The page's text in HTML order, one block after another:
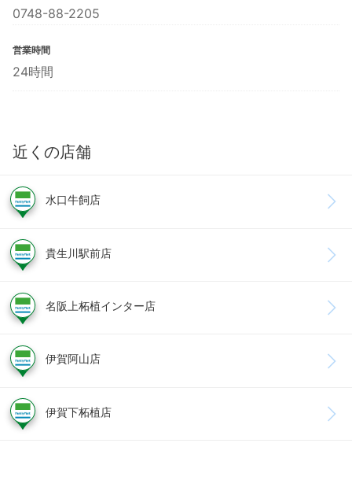
0748-88-2205
営業時間
24時間
近くの店舗
水口牛飼店
貴生川駅前店
名阪上柘植インター店
伊賀阿山店
伊賀下柘植店